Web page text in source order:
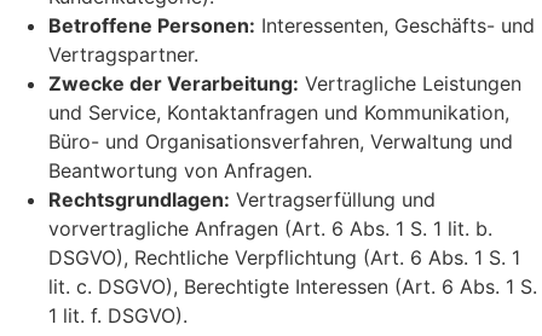
Betroffene Personen: Interessenten, Geschäfts- und
Vertragspartner.
Zwecke der Verarbeitung: Vertragliche Leistungen
und Service, Kontaktanfragen und Kommunikation,
Büro- und Organisationsverfahren, Verwaltung und
Beantwortung von Anfragen.
Rechtsgrundlagen: Vertragserfüllung und
vorvertragliche Anfragen (Art. 6 Abs. 1 S. 1 lit. b.
DSGVO), Rechtliche Verpflichtung (Art. 6 Abs. 1 S. 1
lit. c. DSGVO), Berechtigte Interessen (Art. 6 Abs. 1 S.
1 lit. f. DSGVO).